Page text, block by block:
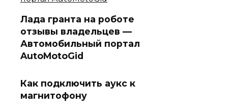
Лада гранта на роботе
отзывы владельцев —
Автомобильный портал
AutoMotoGid
Как подключить аукс к
магнитофону